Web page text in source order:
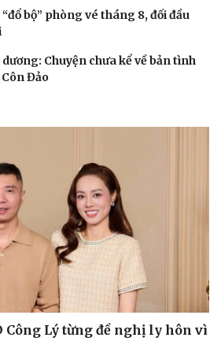
Podcast
Câu chuyện thời sự
Đọc truyện đêm khuya
Cửa sổ tình yêu
Kể chuyện cho bé
Hạt giống tâm hồn
bộ” phòng vé tháng 8, đối đầu
Chuyện chưa kể về bản tình
Đảo
Công Lý từng đề nghị ly hôn vì